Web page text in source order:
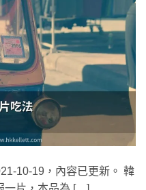
10-19，內容已更新。 韓